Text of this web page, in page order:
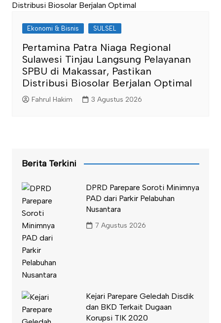
Ekonomi & Bisnis SULSEL
Pertamina Patra Niaga Regional
Sulawesi Tinjau Langsung Pelayanan
SPBU di Makassar, Pastikan
Distribusi Biosolar Berjalan Optimal
Fahrul Hakim 3 Agustus 2026
Berita Terkini
DPRD Parepare Soroti Minimnya
PAD dari Parkir Pelabuhan
Nusantara
7 Agustus 2026
Kejari Parepare Geledah Disdik
dan BKD Terkait Dugaan
Korupsi TIK 2020